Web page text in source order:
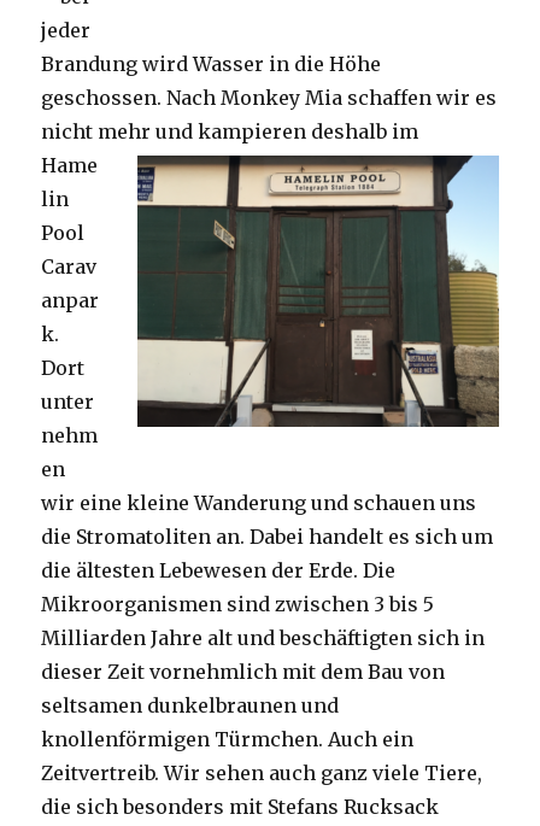
jeder
Brandung wird Wasser in die Höhe
geschossen. Nach Monkey Mia schaffen wir es
nicht mehr und kampieren deshalb im
Hame
lin
Pool
Carav
anpar
k.
Dort
unter
nehm
en
wir eine kleine Wanderung und schauen uns
die Stromatoliten an. Dabei handelt es sich um
die ältesten Lebewesen der Erde. Die
Mikroorganismen sind zwischen 3 bis 5
Milliarden Jahre alt und beschäftigten sich in
dieser Zeit vornehmlich mit dem Bau von
seltsamen dunkelbraunen und
knollenförmigen Türmchen. Auch ein
Zeitvertreib. Wir sehen auch ganz viele Tiere,
die sich besonders mit Stefans Rucksack